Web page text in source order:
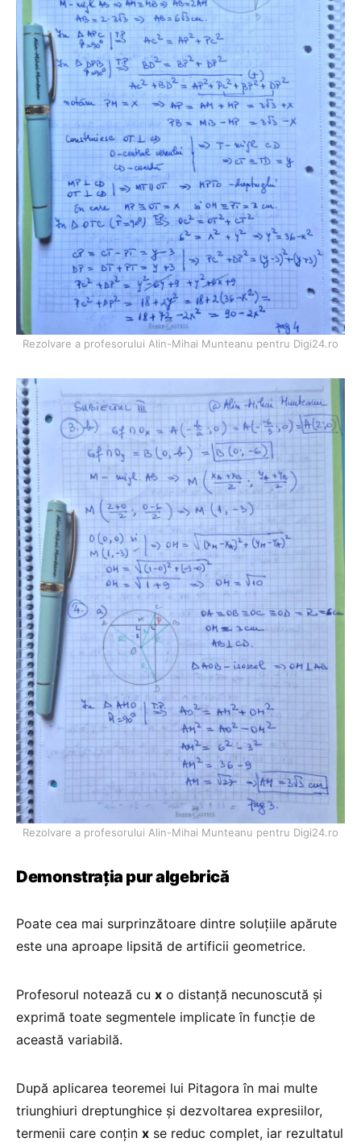
Rezolvare a profesorului Alin-Mihai Munteanu pentru Digi24.ro
Rezolvare a profesorului Alin-Mihai Munteanu pentru Digi24.ro
Demonstrația pur algebrică
Poate cea mai surprinzătoare dintre soluțiile apărute
este una aproape lipsită de artificii geometrice.
Profesorul notează cu x o distanță necunoscută și
exprimă toate segmentele implicate în funcție de
această variabilă.
După aplicarea teoremei lui Pitagora în mai multe
triunghiuri dreptunghice și dezvoltarea expresiilor,
termenii care conțin x se reduc complet, iar rezultatul